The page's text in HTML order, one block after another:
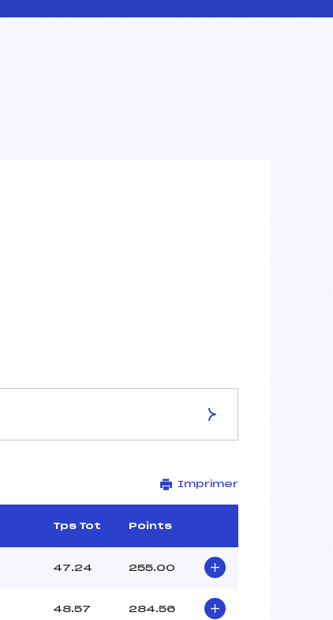
STADE DE SLALOM
1555
2641/12/10
Imprimer
Tps Tot Points
47.24 255.00
48.57 284.56